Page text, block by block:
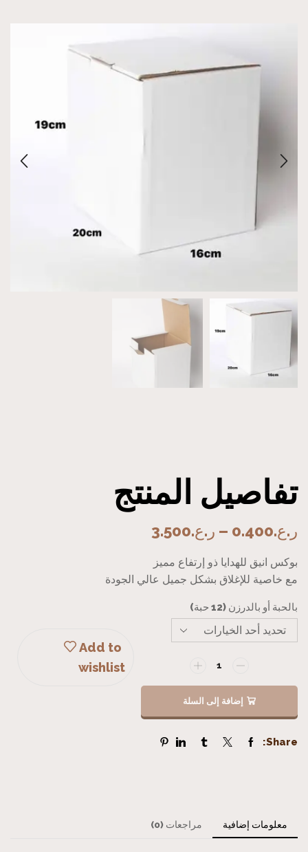
تفاصيل المنتج
ر.ع.0.400
– ر.ع.3.500
بوكس انيق للهدايا ذو إرتفاع مميز
مع خاصية للإغلاق بشكل جميل عالي الجودة
بالحبة أو بالدرزن (12 حبة)
إضافة إلى السلة
Add to
wishlist
Share:
معلومات إضافية مراجعات (0)